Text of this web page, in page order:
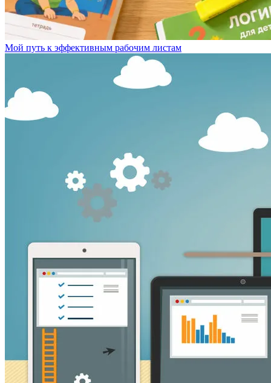
Мой путь к эффективным рабочим листам